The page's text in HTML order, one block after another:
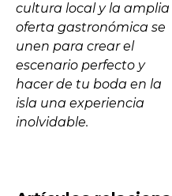
cultura local y la amplia
oferta gastronómica se
unen para crear el
escenario perfecto y
hacer de tu boda en la
isla una experiencia
inolvidable.